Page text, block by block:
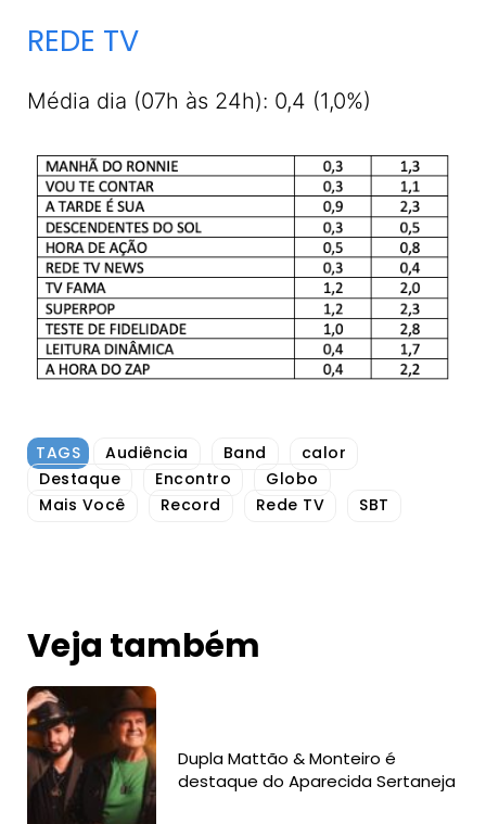
REDE TV
Média dia (07h às 24h): 0,4 (1,0%)
TAGS Audiência Band
calor
Destaque
Encontro
Globo
Mais Você
Record Rede TV SBT
Veja também
Dupla Mattão & Monteiro é
destaque do Aparecida Sertaneja